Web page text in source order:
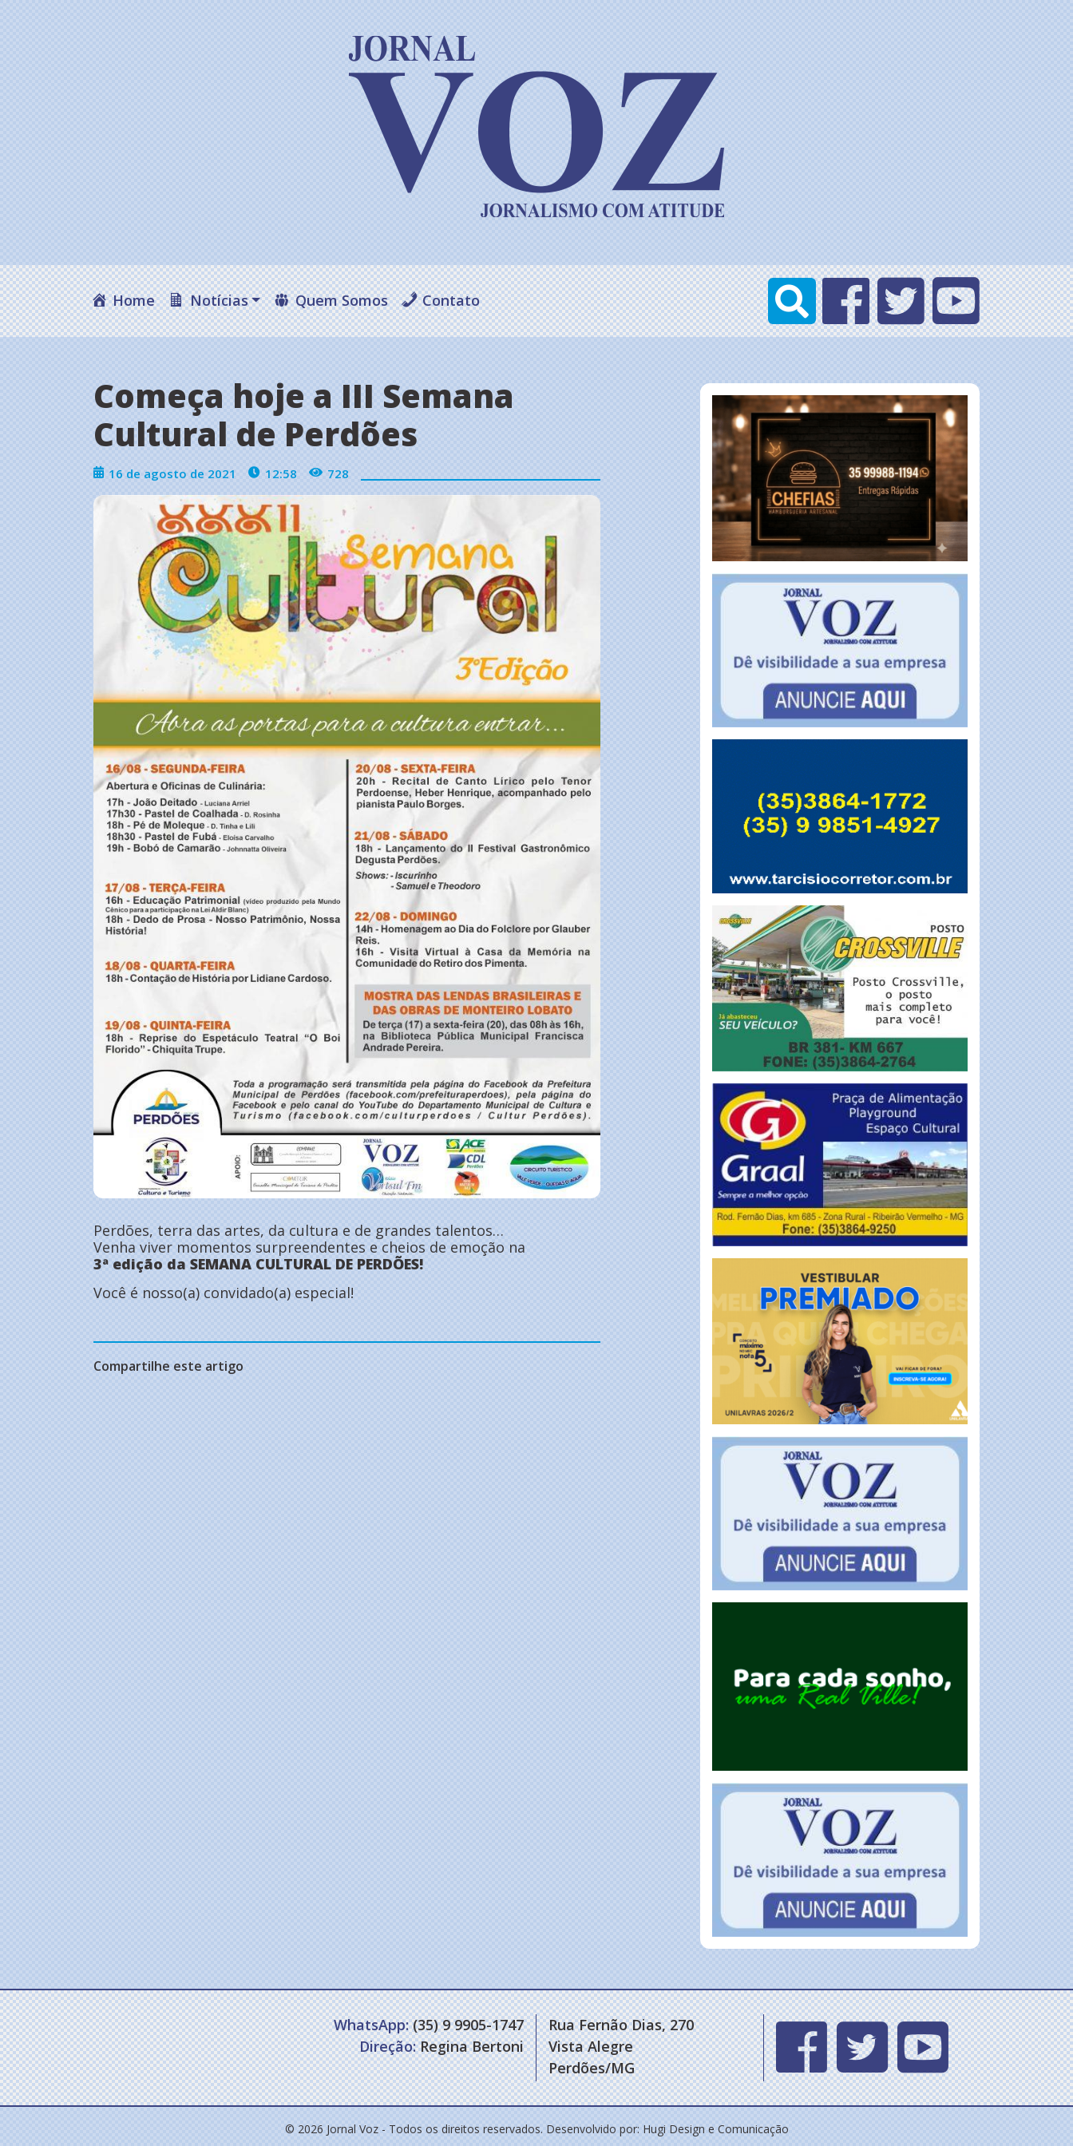
Home Notícias Quem Somos Contato
Começa hoje a III Semana
Cultural de Perdões
16 de agosto de 2021 12:58 728
Perdões, terra das artes, da cultura e de grandes talentos…
Venha viver momentos surpreendentes e cheios de emoção na
3ª edição da SEMANA CULTURAL DE PERDÕES!
Você é nosso(a) convidado(a) especial!
Compartilhe este artigo
WhatsApp:(35) 9 9905-1747
Direção:Regina Bertoni
Rua Fernão Dias, 270
Vista Alegre
Perdões/MG
© 2026 Jornal Voz - Todos os direitos reservados. Desenvolvido por: Hugi Design e Comunicação